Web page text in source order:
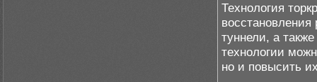
Технология
туннели, а
технологии
но и повысить